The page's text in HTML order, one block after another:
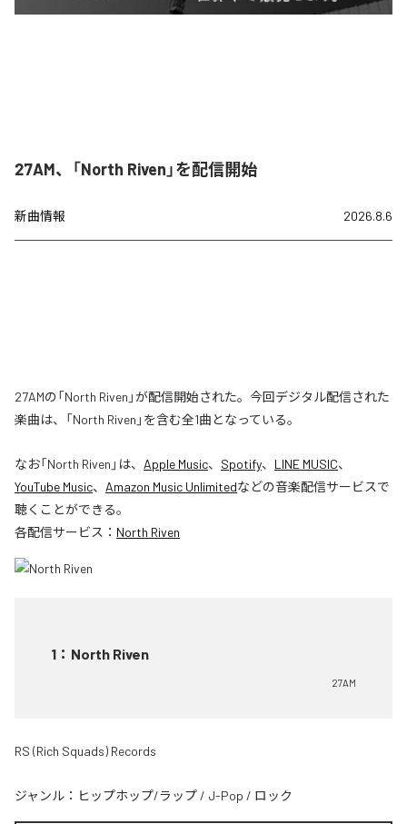
27AM、「North Riven」を配信開始
新曲情報 2026.8.6
27AMの「North Riven」が配信開始された。今回デジタル配信された
楽曲は、「North Riven」を含む全1曲となっている。
なお「North Riven 」は、 Apple Music、 Spotify、 LINE MUSIC、
YouTube Music、 Amazon Music Unlimitedなどの音楽配信サービスで
聴くことができる。
各配信サービス： North Riven
1 ： North Riven
27AM
RS (Rich Squads) Records
ジャンル： ヒップホップ/ラップ / J-Pop / ロック